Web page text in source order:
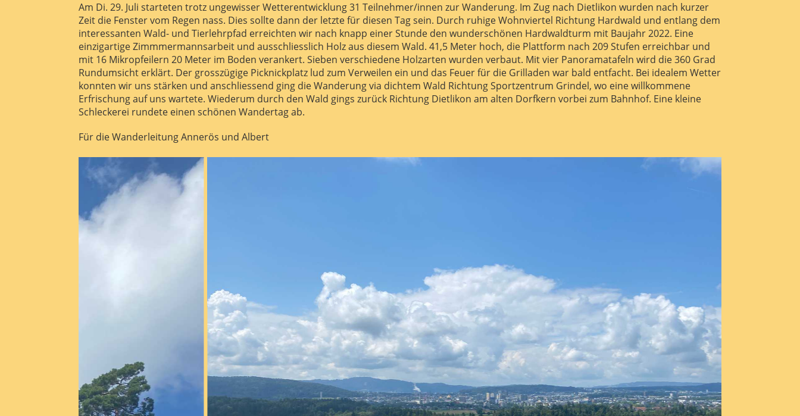
Am Di. 29. Juli starteten trotz ungewisser Wetterentwicklung 31 Teilnehmer/innen zur Wanderung. Im Zug nach Dietlikon wurden nach kurzer
Zeit die Fenster vom Regen nass. Dies sollte dann der letzte für diesen Tag sein. Durch ruhige Wohnviertel Richtung Hardwald und entlang dem
interessanten Wald- und Tierlehrpfad erreichten wir nach knapp einer Stunde den wunderschönen Hardwaldturm mit Baujahr 2022. Eine
einzigartige Zimmmermannsarbeit und ausschliesslich Holz aus diesem Wald. 41,5 Meter hoch, die Plattform nach 209 Stufen erreichbar und
mit 16 Mikropfeilern 20 Meter im Boden verankert. Sieben verschiedene Holzarten wurden verbaut. Mit vier Panoramatafeln wird die 360 Grad
Rundumsicht erklärt. Der grosszügige Picknickplatz lud zum Verweilen ein und das Feuer für die Grilladen war bald entfacht. Bei idealem Wetter
konnten wir uns stärken und anschliessend ging die Wanderung via dichtem Wald Richtung Sportzentrum Grindel, wo eine willkommene
Erfrischung auf uns wartete. Wiederum durch den Wald gings zurück Richtung Dietlikon am alten Dorfkern vorbei zum Bahnhof. Eine kleine
Schleckerei rundete einen schönen Wandertag ab.
Für die Wanderleitung Annerös und Albert